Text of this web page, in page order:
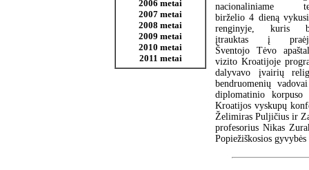
2006 metai
2007 metai
2008 metai
2009 metai
2010 metai
2011 metai
nacionaliniame
birželio 4 dieną
renginyje, kuris
įtrauktas į
Šventojo Tėvo
vizito Kroatijoje
dalyvavo įvairių
bendruomenių
diplomatinio
Kroatijos vyskupų
Želimiras Puljičius ir
profesorius Nikas
Popiežiškosios